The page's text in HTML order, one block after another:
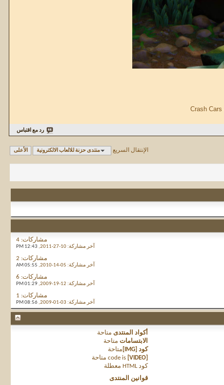
رد مع اقتباس
الإنتقال السريع منتدى حزنة للالعاب الالكترونية الأعلى
مشاركات:
آخر مشاركة: 12:43 PM
مشاركات:
آخر مشاركة: 05:55 AM
مشاركات:
آخر مشاركة: 01:29 PM
مشاركات:
آخر مشاركة: 08:56 PM
أكواد المنتدى متاحة
الابتسامات متاحة
كود [IMG]
متاحة
متاحة
كود HTML
معطلة
قوانين المنتدى